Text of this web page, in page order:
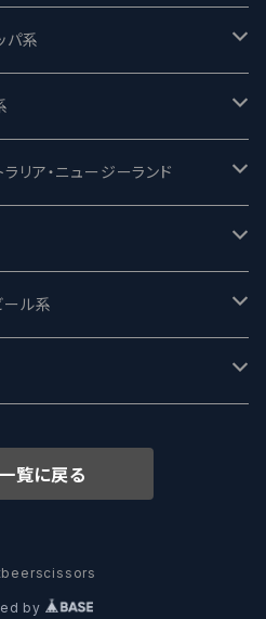
ストーリー
Y.Market Brewing
ズ
ライアス
ーン
パ系
ッグ
グ イン
ク
ブダークネス
リア・ニュージーランド
ドリッジー
スピレーターズ
ル系
覧に戻る
by